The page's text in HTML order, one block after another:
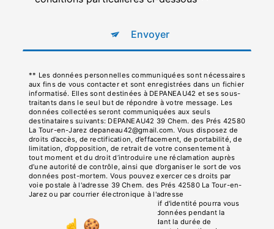
Envoyer
** Les données personnelles communiquées sont nécessaires
aux fins de vous contacter et sont enregistrées dans un fichier
informatisé. Elles sont destinées à DEPANEAU42 et ses sous-
traitants dans le seul but de répondre à votre message. Les
données collectées seront communiquées aux seuls
destinataires suivants: DEPANEAU42 39 Chem. des Prés 42580
La Tour-en-Jarez depaneau42@gmail.com. Vous disposez de
droits d’accès, de rectification, d’effacement, de portabilité, de
limitation, d’opposition, de retrait de votre consentement à
tout moment et du droit d’introduire une réclamation auprès
d’une autorité de contrôle, ainsi que d’organiser le sort de vos
données post-mortem. Vous pouvez exercer ces droits par
voie postale à l'adresse 39 Chem. des Prés 42580 La Tour-en-
Jarez ou par courrier électronique à l'adresse
depaneau42@gmail.com. Un justificatif d'identité pourra vous
être demandé. Nous conservons vos données pendant la
période de prise de contact puis pendant la durée de